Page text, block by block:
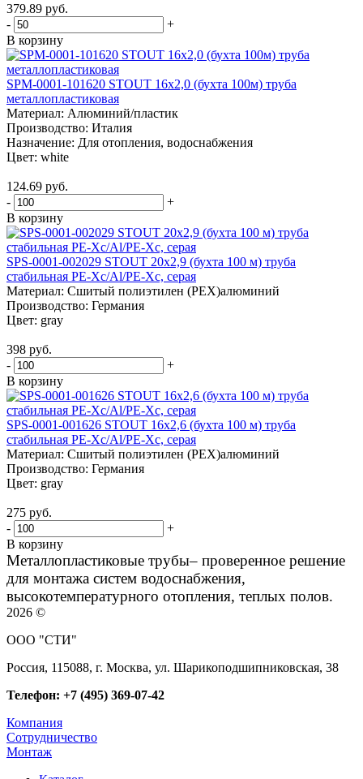
379.89 руб.
-
+
В корзину
SPM-0001-101620 STOUT 16х2,0 (бухта 100м) труба
металлопластиковая
Материал: Алюминий/пластик
Производство: Италия
Назначение: Для отопления, водоснабжения
Цвет: white
124.69 руб.
-
+
В корзину
SPS-0001-002029 STOUT 20x2,9 (бухта 100 м) труба
стабильная PE-Xc/Al/PE-Xc, серая
Материал: Сшитый полиэтилен (PEX)алюминий
Производство: Германия
Цвет: gray
398 руб.
-
+
В корзину
SPS-0001-001626 STOUT 16x2,6 (бухта 100 м) труба
стабильная PE-Xc/Al/PE-Xc, серая
Материал: Сшитый полиэтилен (PEX)алюминий
Производство: Германия
Цвет: gray
275 руб.
-
+
В корзину
Металлопластиковые трубы– проверенное решение
для монтажа систем водоснабжения,
высокотемпературного отопления, теплых полов.
2026 ©
ООО "СТИ"
Россия, 115088, г. Москва, ул. Шарикоподшипниковская, 38
Телефон: +7 (495) 369-07-42
Компания
Сотрудничество
Монтаж